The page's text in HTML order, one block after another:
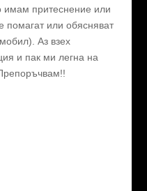
имам притеснение или
помагат или обясняват
Аз взех
и пак ми легна на